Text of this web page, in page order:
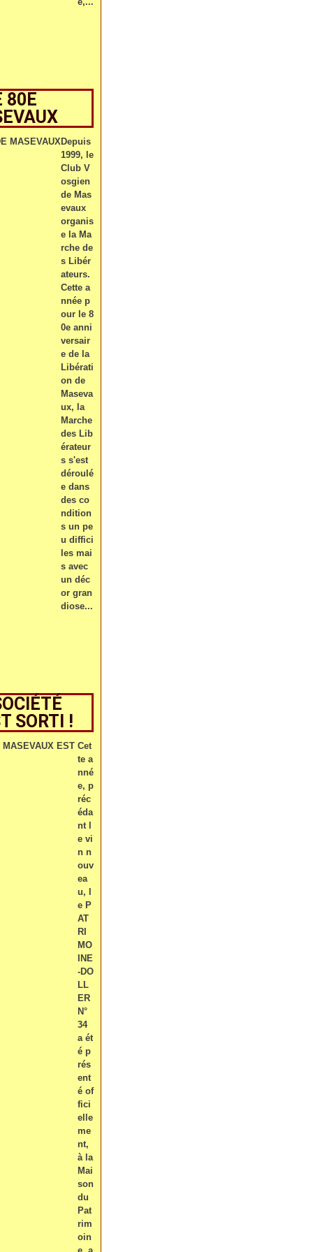
80E
Depuis
1999, le
Club V
osgien
de Mas
evaux
organis
e la Ma
rche de
s Libér
ateurs.
Cette a
nnée p
our le 8
0e anni
versair
e de la
Libérati
on de
Maseva
ux, la
Marche
des Lib
érateur
s s'est
déroulé
e dans
des co
ndition
s un pe
u diffici
les mai
s avec
un déc
or gran
diose...
SORTI !
Cet
te a
nné
e, p
réc
éda
nt l
e vi
n n
ouv
ea
u, l
e P
AT
RI
MO
INE
-DO
LL
ER
N°
34
a ét
é p
rés
ent
é of
fici
elle
me
nt,
à la
Mai
son
du
Pat
rim
oin